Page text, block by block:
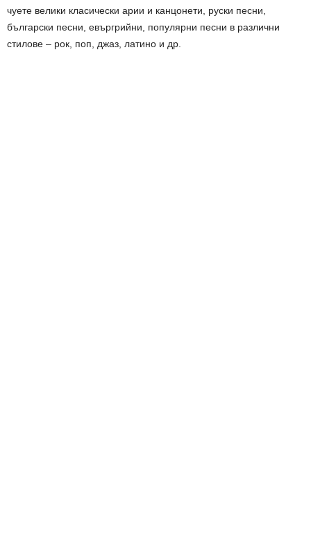
чуете велики класически арии и канцонети, руски песни,
български песни, евъргрийни, популярни песни в различни
стилове – рок, поп, джаз, латино и др.